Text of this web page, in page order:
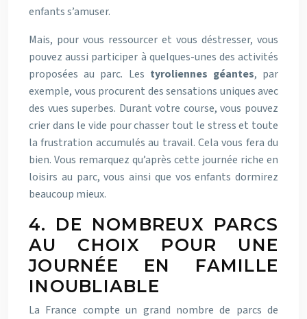
enfants s’amuser.
Mais, pour vous ressourcer et vous déstresser, vous
pouvez aussi participer à quelques-unes des activités
proposées au parc. Les tyroliennes géantes, par
exemple, vous procurent des sensations uniques avec
des vues superbes. Durant votre course, vous pouvez
crier dans le vide pour chasser tout le stress et toute
la frustration accumulés au travail. Cela vous fera du
bien. Vous remarquez qu’après cette journée riche en
loisirs au parc, vous ainsi que vos enfants dormirez
beaucoup mieux.
4. DE NOMBREUX PARCS
AU CHOIX POUR UNE
JOURNÉE EN FAMILLE
INOUBLIABLE
La France compte un grand nombre de parcs de